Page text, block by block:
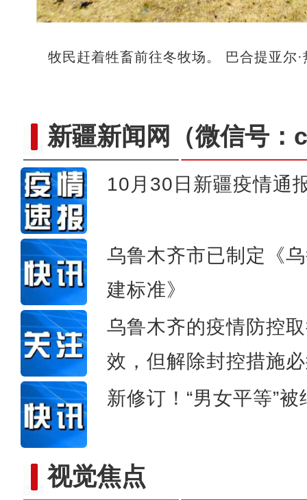
牧民赶着牲畜前往冬牧场。 巴合提亚尔
新疆新闻网 （微信号
10月30日新疆疫情通
乌鲁木齐市已制定《
建标准》
乌鲁木齐的疫情防控
效，但解除封控措施
新修订！“男女平等”
视觉焦点吉木乃县庆祝第二十三个